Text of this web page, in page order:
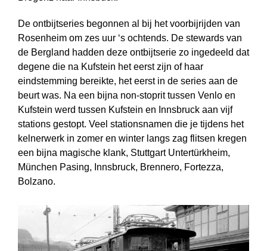
De ontbijtseries begonnen al bij het voorbijrijden van
Rosenheim om zes uur ‘s ochtends. De stewards van
de Bergland hadden deze ontbijtserie zo ingedeeld dat
degene die na Kufstein het eerst zijn of haar
eindstemming bereikte, het eerst in de series aan de
beurt was. Na een bijna non-stoprit tussen Venlo en
Kufstein werd tussen Kufstein en Innsbruck aan vijf
stations gestopt. Veel stationsnamen die je tijdens het
kelnerwerk in zomer en winter langs zag flitsen kregen
een bijna magische klank, Stuttgart Untertürkheim,
München Pasing, Innsbruck, Brennero, Fortezza,
Bolzano.